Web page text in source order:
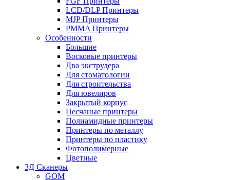
LCD/DLP Принтеры
MJP Принтеры
PMMA Принтеры
Особенности
Большие
Восковые принтеры
Два экструдера
Для стоматологии
Для строительства
Для ювелиров
Закрытый корпус
Песчаные принтеры
Полиамидные принтеры
Принтеры по металлу
Принтеры по пластику
Фотополимерные
Цветные
3Д Сканеры
GOM